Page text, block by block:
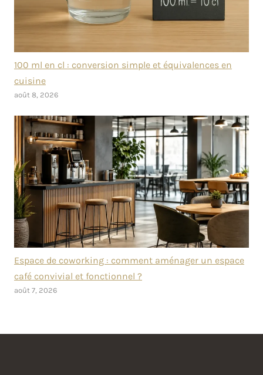
100 ml en cl : conversion simple et équivalences en
cuisine
août 8, 2026
Espace de coworking : comment aménager un espace
café convivial et fonctionnel ?
août 7, 2026